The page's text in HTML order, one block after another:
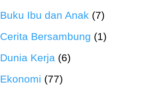
Buku Ibu dan Anak (7)
Cerita Bersambung (1)
Dunia Kerja (6)
Ekonomi (77)